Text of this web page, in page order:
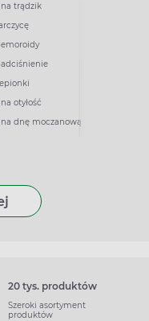
na trądzik
otyłość
dnę moczanową
20 tys. produktów
Szeroki asortyment
produktów